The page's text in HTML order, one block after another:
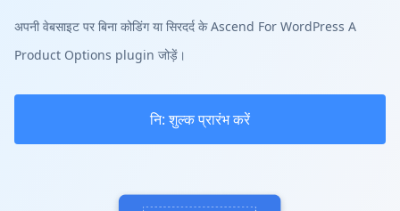
अपनी वेबसाइट पर बिना कोडिंग या सिरदर्द के Ascend For WordPress A
Product Options plugin जोड़ें।
नि: शुल्क प्रारंभ करें